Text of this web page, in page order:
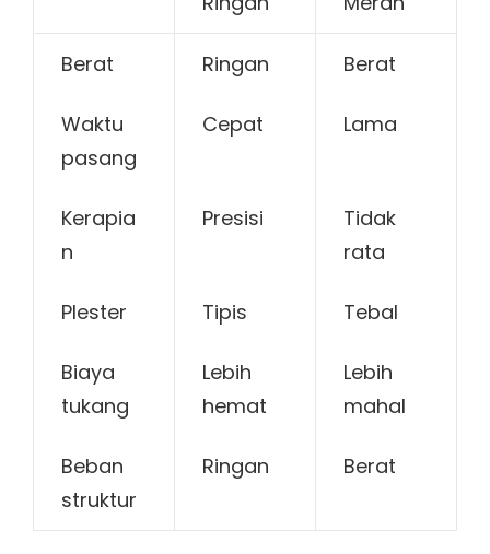
Berat Ringan Berat
Waktu
pasang
Cepat Lama
Kerapia
n
Presisi
Tidak
rata
Plester Tipis Tebal
Biaya
tukang
Lebih
hemat
Lebih
mahal
Beban
struktur
Ringan Berat